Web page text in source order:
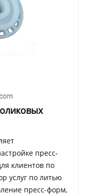
пресс-
клиентов по
услуг по литью
пресс-форм,